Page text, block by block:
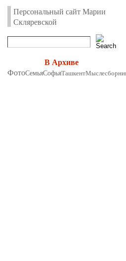
Персональный сайт Марии
Скляревской
В Архиве
ФотоСемьяСофьяТашкент